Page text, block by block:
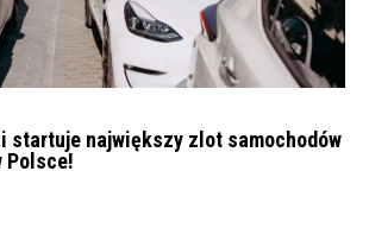
startuje największy zlot samochodów
Polsce!